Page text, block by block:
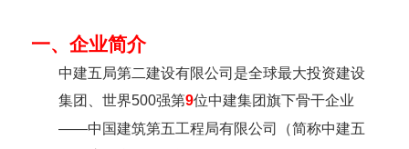
一、企业简介
中建五局第二建设有限公司是全球最大投资建设
集团、世界500强第9位中建集团旗下骨干企业
——中国建筑第五工程局有限公司（简称中建五